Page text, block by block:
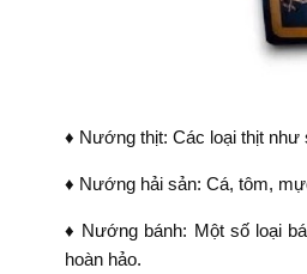
♦ Nướng thịt: Các loại thịt
♦ Nướng hải sản: Cá, tôm,
♦ Nướng bánh: Một số loại
hoàn hảo.